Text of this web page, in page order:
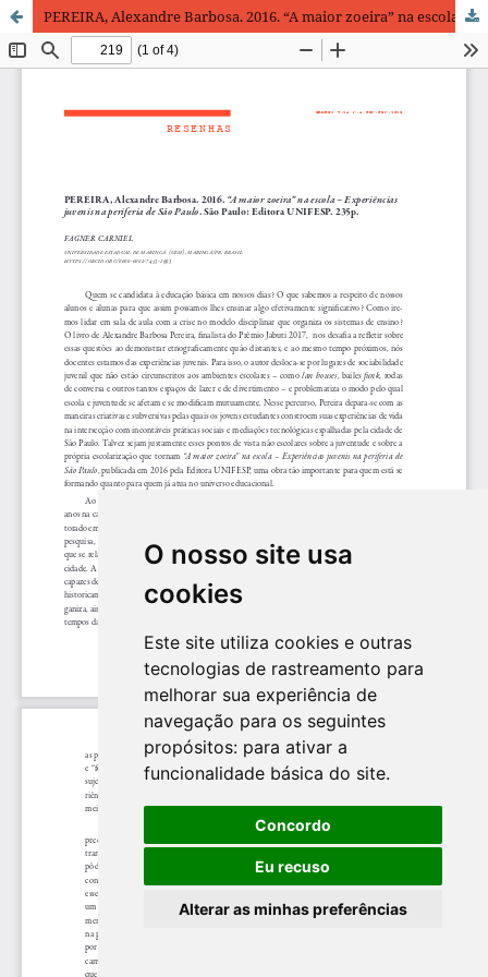
O nosso site usa
cookies
Este site utiliza cookies e outras
tecnologias de rastreamento para
melhorar sua experiência de
navegação para os seguintes
propósitos: para ativar a
funcionalidade básica do site.
Concordo
Eu recuso
Alterar as minhas preferências
PEREIRA, Alexandre Barbosa. 2016. “A maior zoeira” na escola – Experiências juvenis na periferia de São Paulo. São Paulo: Editora UNIFESP. 235p